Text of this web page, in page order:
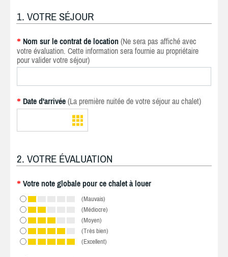
1. VOTRE SÉJOUR
* Nom sur le contrat de location (Ne sera pas affiché avec
votre évaluation. Cette information sera fournie au propriétaire
pour valider votre séjour)
* Date d'arrivée (La première nuitée de votre séjour au chalet)
2. VOTRE ÉVALUATION
* Votre note globale pour ce chalet à louer
(Mauvais)
(Médiocre)
(Moyen)
(Très bien)
(Excellent)